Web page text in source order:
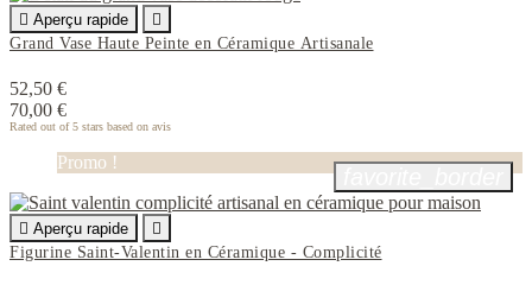
 Aperçu rapide

Grand Vase Haute Peinte en Céramique Artisanale
52,50 €
70,00 €
Rated out of 5 stars based on avis
Promo !
 Aperçu rapide

Figurine Saint-Valentin en Céramique - Complicité